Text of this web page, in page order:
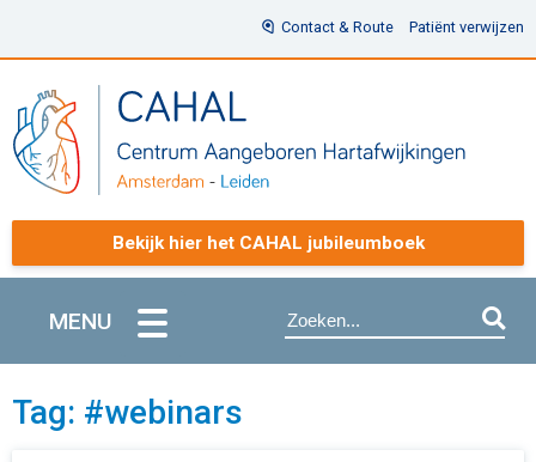
Contact & Route Patiënt verwijzen
Bekijk hier het CAHAL jubileumboek
MENU
Tag: #webinars